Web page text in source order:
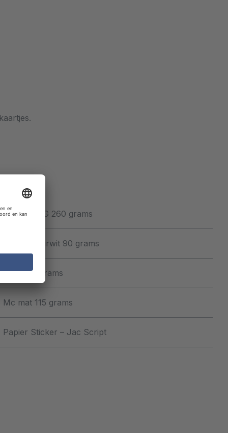
Invercote G 260 grams
HVO natuurwit 90 grams
HVO 120 grams
Mc mat 115 grams
Papier Sticker – Jac Script